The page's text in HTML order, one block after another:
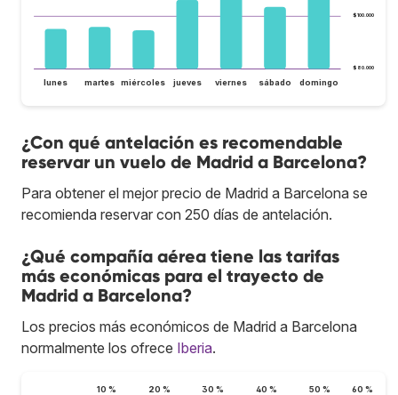
$80.000
$100.000
lunes martes miércoles jueves viernes sábado domingo
¿Con qué antelación es recomendable
reservar un vuelo de Madrid a Barcelona?
Para obtener el mejor precio de Madrid a Barcelona se
recomienda reservar con 250 días de antelación.
¿Qué compañía aérea tiene las tarifas
más económicas para el trayecto de
Madrid a Barcelona?
Los precios más económicos de Madrid a Barcelona
normalmente los ofrece Iberia.
10 % 20 % 30 % 40 % 50 % 60 %